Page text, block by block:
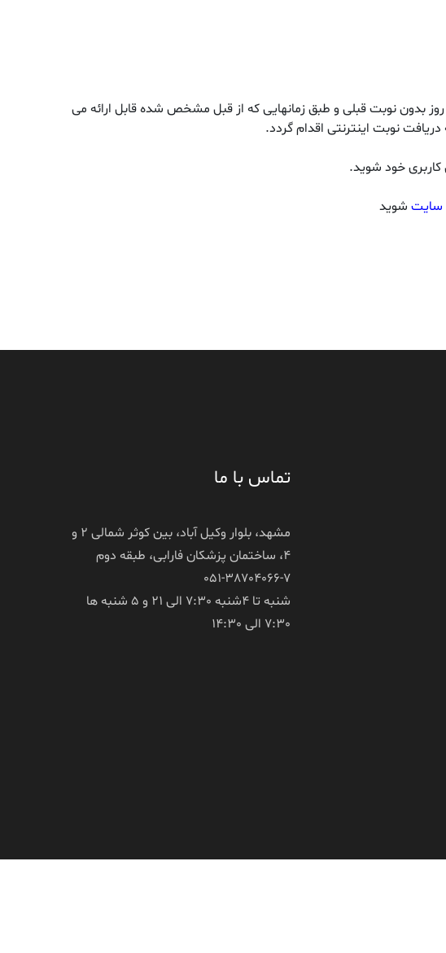
جهت رفاه حال بیماران، ارائه جواب آزمایش هایی که در کلینیک تخصصی داخلی نوین فارابی تجویز شده است تا 15 روز بدون نوبت قبلی و طبق زمانهایی که از قبل مشخص شده قابل ارائه می
خود شوید.
سایت شوید
تماس با ما
مشهد، بلوار وکیل آباد، بین کوثر شمالی 2 و
4، ساختمان پزشکان فارابی، طبقه دوم
051-38704066-7
شنبه تا 4شنبه 7:30 الی 21 و 5 شنبه ها
7:30 الی 14:30